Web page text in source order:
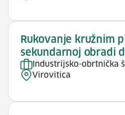
Rukovanje kružnim
sekundarnoj obradi
Industrijsko-obrtnička
Virovitica